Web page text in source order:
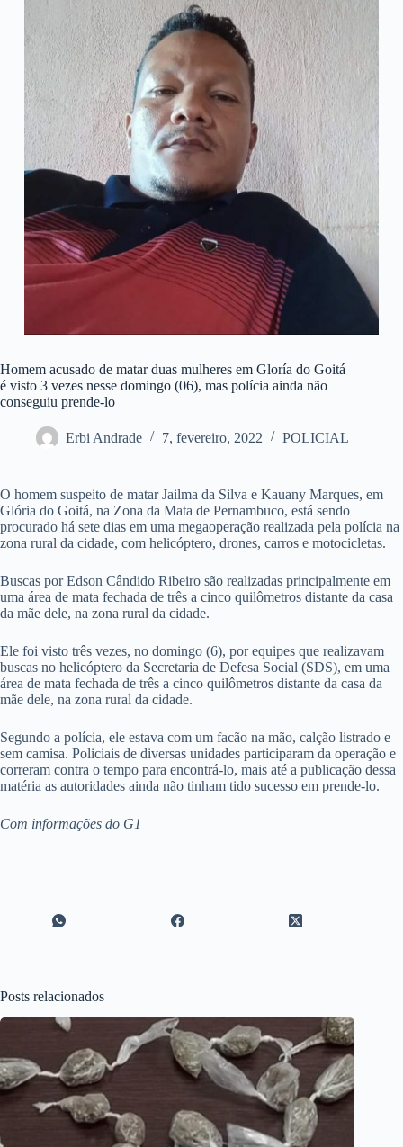
Homem acusado de matar duas mulheres em Gloría do Goitá
é visto 3 vezes nesse domingo (06), mas polícia ainda não
conseguiu prende-lo
Erbi Andrade 7, fevereiro, 2022 POLICIAL
O homem suspeito de matar Jailma da Silva e Kauany Marques, em
Glória do Goitá, na Zona da Mata de Pernambuco, está sendo
procurado há sete dias em uma megaoperação realizada pela polícia na
zona rural da cidade, com helicóptero, drones, carros e motocicletas.
Buscas por Edson Cândido Ribeiro são realizadas principalmente em
uma área de mata fechada de três a cinco quilômetros distante da casa
da mãe dele, na zona rural da cidade.
Ele foi visto três vezes, no domingo (6), por equipes que realizavam
buscas no helicóptero da Secretaria de Defesa Social (SDS), em uma
área de mata fechada de três a cinco quilômetros distante da casa da
mãe dele, na zona rural da cidade.
Segundo a polícia, ele estava com um facão na mão, calção listrado e
sem camisa. Policiais de diversas unidades participaram da operação e
correram contra o tempo para encontrá-lo, mais até a publicação dessa
matéria as autoridades ainda não tinham tido sucesso em prende-lo.
Com informações do G1
Posts relacionados